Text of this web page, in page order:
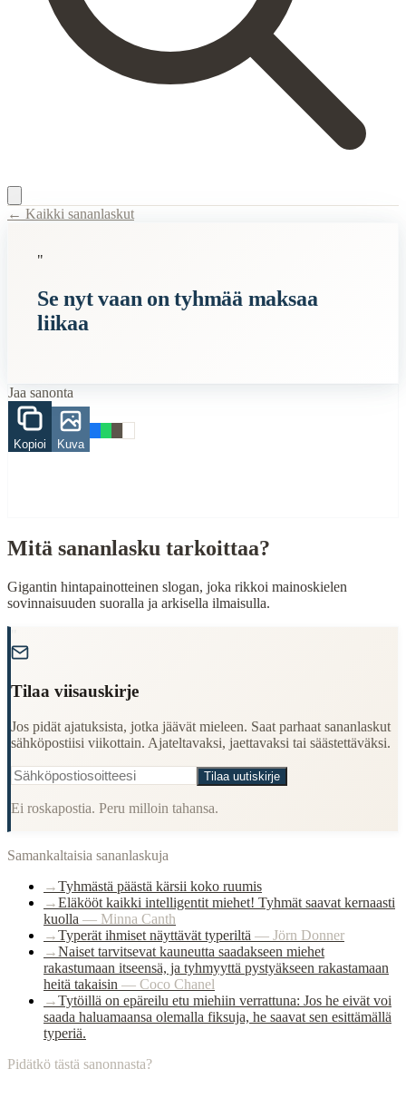
Description:Gigantin hintapainotteinen slogan, joka rikkoi
Related Topics
When to Use This Content
Finding Finnish proverbs about specific topics
Cultural Context
Origin:Finland
← Kaikki sananlaskut
"
Se nyt vaan on tyhmää maksaa
liikaa
Jaa sanonta
Kopioi Kuva
Mitä sananlasku tarkoittaa?
Gigantin hintapainotteinen slogan, joka rikkoi mainoskielen
sovinnaisuuden suoralla ja arkisella ilmaisulla.
Tilaa viisauskirje
Jos pidät ajatuksista, jotka jäävät mieleen. Saat parhaat sananlaskut
sähköpostiisi viikottain. Ajateltavaksi, jaettavaksi tai säästettäväksi.
Tilaa uutiskirje
Ei roskapostia. Peru milloin tahansa.
Samankaltaisia sananlaskuja
→Tyhmästä päästä kärsii koko ruumis
→Eläkööt kaikki intelligentit miehet! Tyhmät saavat kernaasti
kuolla — Minna Canth
→Typerät ihmiset näyttävät typeriltä — Jörn Donner
→Naiset tarvitsevat kauneutta saadakseen miehet
rakastumaan itseensä, ja tyhmyyttä pystyäkseen rakastamaan
heitä takaisin — Coco Chanel
→Tytöillä on epäreilu etu miehiin verrattuna: Jos he eivät voi
saada haluamaansa olemalla fiksuja, he saavat sen esittämällä
typeriä.
Pidätkö tästä sanonnasta?